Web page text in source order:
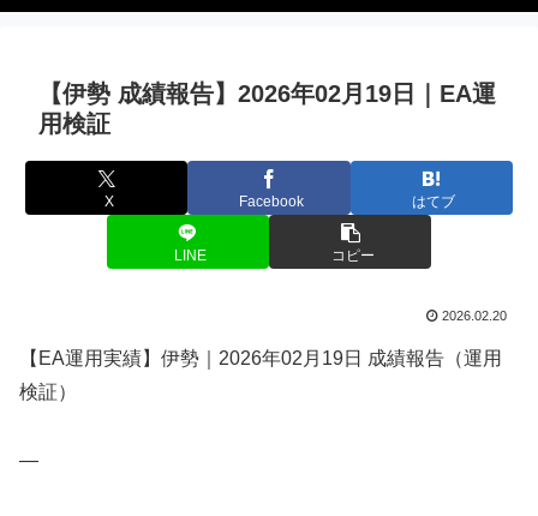
【伊勢 成績報告】2026年02月19日｜EA運
用検証
X Facebook はてブ
LINE コピー
2026.02.20
【EA運用実績】伊勢｜2026年02月19日 成績報告（運用
検証）
—